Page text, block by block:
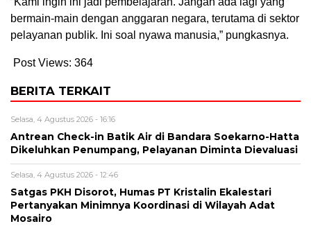
bermain-main dengan anggaran negara, terutama di sektor
pelayanan publik. Ini soal nyawa manusia,” pungkasnya.
Post Views: 364
BERITA TERKAIT
Selasa, 4 Agustus 2026 - 16:16
Antrean Check-in Batik Air di Bandara Soekarno-Hatta
Dikeluhkan Penumpang, Pelayanan Diminta Dievaluasi
Selasa, 4 Agustus 2026 - 12:46
Satgas PKH Disorot, Humas PT Kristalin Ekalestari
Pertanyakan Minimnya Koordinasi di Wilayah Adat
Mosairo